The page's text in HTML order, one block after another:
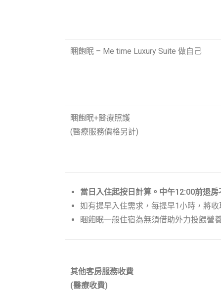
睏飽眠 – Me time Luxury Suite 做自己
睏飽眠+醫療照護
(醫療服務價格另計)
當日入住起按日計算。中午12:00前退
如有提早入住需求，每提早1小時，將
睏飽眠一般住宿為無須借助外力投餵營
其他客房服務收費
(醫療收費)